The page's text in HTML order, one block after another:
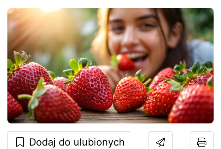
Dodaj do ulubionych